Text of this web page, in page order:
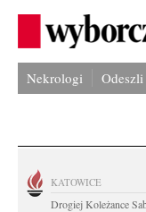
Nekrologi Odeszli
KATOWICE
Drogiej Koleżance